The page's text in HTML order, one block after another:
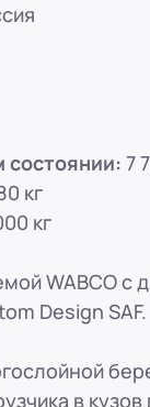
153)
153)
(вн. 153)
33
(вн. 153)
состоянии: 7
кг
кг
WABCO с
Design SAF.
в